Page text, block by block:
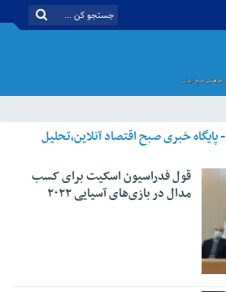
بازارهای آسیایی Archives - پایگاه خبری صبح اقتصاد آنلاین،تحلیل
قول فدراسیون اسکیت برای کسب
مدال در بازی‌های آسیایی ۲۰۲۲